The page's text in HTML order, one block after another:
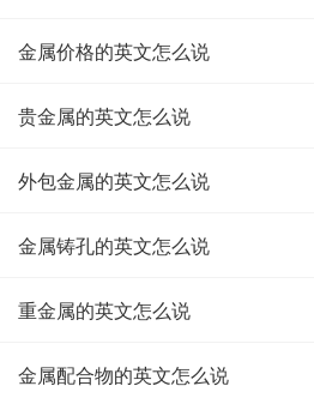
金属价格的英文怎么说
贵金属的英文怎么说
外包金属的英文怎么说
金属铸孔的英文怎么说
重金属的英文怎么说
金属配合物的英文怎么说